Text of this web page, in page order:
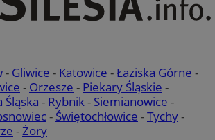
- Gliwice - Katowice -Łaziska Górne -
- Orzesze - Piekary Śląskie -
Śląska - Rybnik- Siemianowice -
- Świętochłowice -Tychy-
-Żory